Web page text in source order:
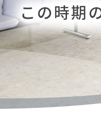
この時期